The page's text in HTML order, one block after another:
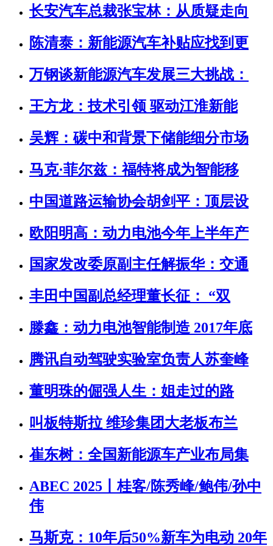
长安汽车总裁张宝林：从质疑走向
陈清泰：新能源汽车补贴应找到更
万钢谈新能源汽车发展三大挑战：
王方龙：技术引领 驱动江淮新能
吴辉：碳中和背景下储能细分市场
马克·菲尔兹：福特将成为智能移
中国道路运输协会胡剑平：顶层设
欧阳明高：动力电池今年上半年产
国家发改委原副主任解振华：交通
丰田中国副总经理董长征： “双
滕鑫：动力电池智能制造 2017年底
腾讯自动驾驶实验室负责人苏奎峰
董明珠的倔强人生：姐走过的路
叫板特斯拉 维珍集团大老板布兰
崔东树：全国新能源车产业布局集
ABEC 2025丨桂客/陈秀峰/鲍伟/孙中
伟
马斯克：10年后50%新车为电动 20年